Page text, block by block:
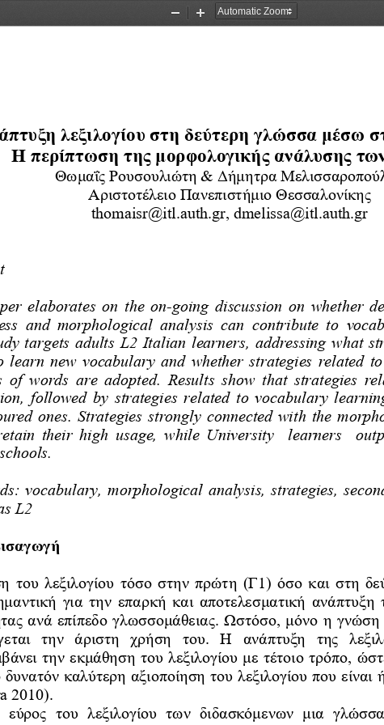
Zoom
Zoom
πτυξη λεξιλογίου στη δεύτερη γλώσσα μέσω σ
Η περίπτωση της μορφολογικής ανάλυσης
Θωμαΐς Ρουσουλιώτη & Δήμητρα
Αριστοτέλειο Πανεπιστήμιο Θεσσαλονίκης
thomaisr@itl.auth.gr, dmelissa@itl.auth.gr
t
elaborates  on  the  on
-going  discussion  on
and  morphological  analysis  can  contribute
targets adults L2 Italian learners, addressing what
learn new vocabulary and whether strategies  related
of  words
are adopted. Results show that strategies
followed by strategies related to vocabulary
ones. Strategies strongly connected with the
their  high  usage,  while  University learners
vocabulary, morphological analysis, strategies,
L2
του λεξιλογίου τόσο στην πρώτη (Γ1) όσο
για τηνεπαρκή και αποτελεσματική ανάπτυξη
ανά επίπεδο γλωσσομάθειας. Ωστόσο, μόνο η
την  άριστη  χρήση  του.  Η
την εκμάθηση του λεξιλογίου με τέτοιο
δυνατόν καλύτερη αξιοποίηση του λεξιλογίου που
2010).
εύρος  του  λεξιλογίου  των